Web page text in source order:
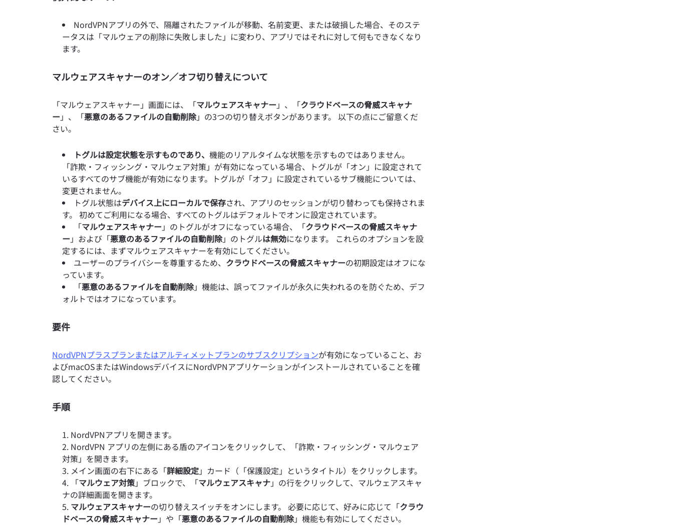
NordVPNアプリの外で、隔離されたファイルが移動、名前変更、または破損した場合、そのステ
ータスは「マルウェアの削除に失敗しました」に変わり、アプリではそれに対して何もできなくなり
ます。
マルウェアスキャナーのオン／オフ切り替えについて
「マルウェアスキャナー」画面には、「マルウェアスキャナー 」、「クラウドベースの脅威スキャナ
ー 」、「悪意のあるファイルの自動削除」の3つの切り替えボタンがあります。 以下の点にご留意くだ
さい。
トグルは設定状態を示すものであり、 機能のリアルタイムな状態を示すものではありません。
「詐欺・フィッシング・マルウェア対策」が有効になっている場合、トグルが「オン」に設定されて
いるすべてのサブ機能が有効になります。トグルが「オフ」に設定されているサブ機能については、
変更されません。
トグル状態はデバイス上にローカルで保存され、アプリのセッションが切り替わっても保持されま
す。 初めてご利用になる場合、すべてのトグルはデフォルトでオンに設定されています。
「マルウェアスキャナー 」のトグルがオフになっている場合、「クラウドベースの脅威スキャナ
ー 」および「悪意のあるファイルの自動削除」のトグルは無効になります。 これらのオプションを設
定するには、まずマルウェアスキャナーを有効にしてください。
ユーザーのプライバシーを尊重するため、 クラウドベースの脅威スキャナーの初期設定はオフにな
っています。
「悪意のあるファイルを自動削除」機能は、誤ってファイルが永久に失われるのを防ぐため、デフ
ォルトではオフになっています。
要件
NordVPNプラスプランまたはアルティメットプランのサブスクリプションが有効になっていること、お
よびmacOSまたはWindowsデバイスにNordVPNアプリケーションがインストールされていることを確
認してください。
手順
NordVPNアプリを開きます。
NordVPN アプリの左側にある盾のアイコンをクリックして、「詐欺・フィッシング・マルウェア
対策」を開きます。
メイン画面の右下にある「詳細設定」カード（「保護設定」というタイトル）をクリックします。
「マルウェア対策」ブロックで、「マルウェアスキャナ」の行をクリックして、マルウェアスキャ
ナの詳細画面を開きます。
マルウェアスキャナーの切り替えスイッチをオンにします。 必要に応じて、好みに応じて「クラウ
ドベースの脅威スキャナー 」や「悪意のあるファイルの自動削除」機能も有効にしてください。